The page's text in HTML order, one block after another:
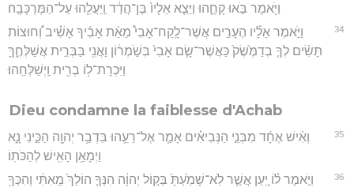
וַיֹּ֖אמֶר בֹּ֣אוּ קָחֻ֑הוּ וַיֵּצֵ֤א אֵלָיו֙ בֶּן־הֲדַ֔ד וַֽיַּעֲלֵ֖הוּ עַל־הַמֶּרְכָּבָֽה׃
34
וַיֹּ֣אמֶר אֵלָ֡יו הֶעָרִ֣ים אֲשֶׁר־לָֽקַח־אָבִי֩ מֵאֵ֨ת אָבִ֜יךָ אָשִׁ֗יב וְ֠חוּצוֹת
תָּשִׂ֨ים לְךָ֤ בְדַמֶּ֙שֶׂק֙ כַּאֲשֶׁר־שָׂ֤ם אָבִי֙ בְּשֹׁ֣מְר֔וֹן וַאֲנִ֖י בַּבְּרִ֣ית אֲשַׁלְּחֶ֑ךָּ
וַיִּכְרָת־ל֥וֹ בְרִ֖ית וַֽיְשַׁלְּחֵֽהוּ׃
Dieu condamne la faiblesse d'Achab
35
וְאִ֨ישׁ אֶחָ֜ד מִבְּנֵ֣י הַנְּבִיאִ֗ים אָמַ֧ר אֶל־רֵעֵ֛הוּ בִּדְבַ֥ר יְהוָ֖ה הַכֵּ֣ינִי נָ֑א
וַיְמָאֵ֥ן הָאִ֖ישׁ לְהַכֹּתֽוֹ׃
36
וַיֹּ֣אמֶר ל֗וֹ יַ֚עַן אֲשֶׁ֤ר לֹֽא־שָׁמַ֙עְתָּ֙ בְּק֣וֹל יְהוָ֔ה הִנְּךָ֤ הוֹלֵךְ֙ מֵֽאִתִּ֔י וְהִכְּךָ֖